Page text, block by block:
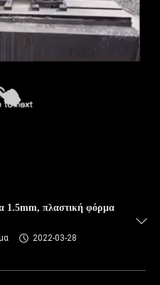
1.5mm, πλαστική φόρμα
2022-03-28